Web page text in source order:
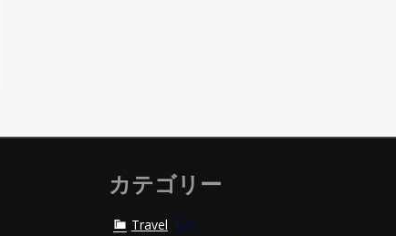
カテゴリー
Travel (2)